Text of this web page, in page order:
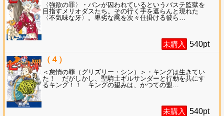
〈強欲の罪〉・バンが囚われているというバステ監獄を
目指すメリオダスたち。その行く手を遮らんと現れた
〈不気味な牙〉。卑劣な罠を次々仕掛ける彼ら
未購入 540pt
（４）
＜怠惰の罪（グリズリー・シン）＞・キングは生きてい
た！ だがしかし、聖騎士ギルサンダーと行動を共にす
るキング！！ キングの望みは、かつての盟
未購入 540pt